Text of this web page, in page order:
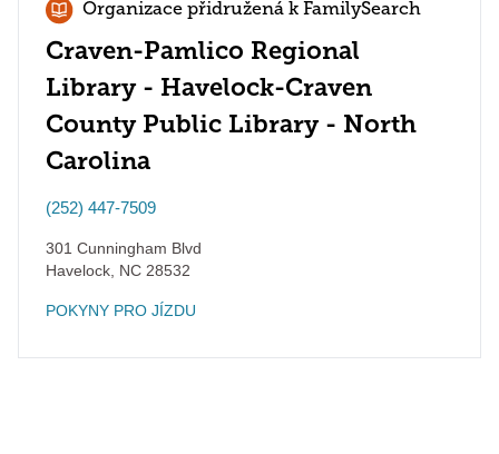
Organizace přidružená k FamilySearch
Craven-Pamlico Regional
Library - Havelock-Craven
County Public Library - North
Carolina
(252) 447-7509
301 Cunningham Blvd
Havelock NC 28532
POKYNY PRO JÍZDU